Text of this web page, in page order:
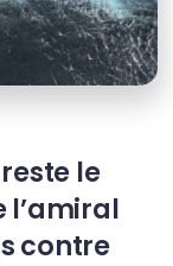
le
l’amiral
contre